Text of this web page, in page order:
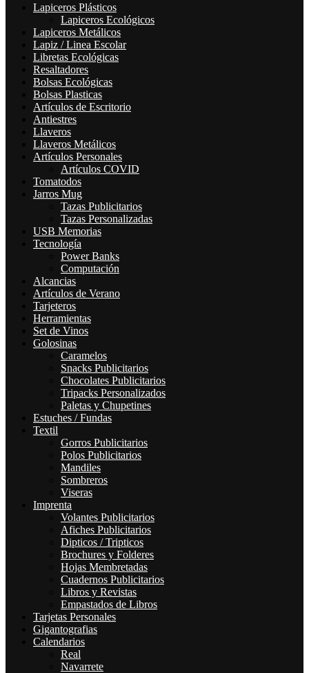
Lapiceros Plásticos
Lapiceros Ecológicos
Lapiceros Metálicos
Lapiz / Linea Escolar
Libretas Ecológicas
Resaltadores
Bolsas Ecológicas
Bolsas Plasticas
Artículos de Escritorio
Antiestres
Llaveros
Llaveros Metálicos
Artículos Personales
Artículos COVID
Tomatodos
Jarros Mug
Tazas Publicitarios
Tazas Personalizadas
USB Memorias
Tecnología
Power Banks
Computación
Alcancias
Artículos de Verano
Tarjeteros
Herramientas
Set de Vinos
Golosinas
Caramelos
Snacks Publicitarios
Chocolates Publicitarios
Tripacks Personalizados
Paletas y Chupetines
Estuches / Fundas
Textil
Gorros Publicitarios
Polos Publicitarios
Mandiles
Sombreros
Viseras
Imprenta
Volantes Publicitarios
Afiches Publicitarios
Dipticos / Tripticos
Brochures y Folderes
Hojas Membretadas
Cuadernos Publicitarios
Libros y Revistas
Empastados de Libros
Tarjetas Personales
Gigantografias
Calendarios
Real
Navarrete